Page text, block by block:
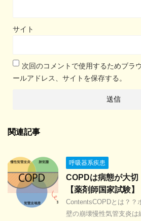
サイト
次回のコメントで使用するためブラ
ールアドレス、サイトを保存する。
関連記事
呼吸器系疾患
COPDは病態が大
【薬剤師国家試験】
ContentsCOPDとは？？
壁の崩壊慢性気管支炎